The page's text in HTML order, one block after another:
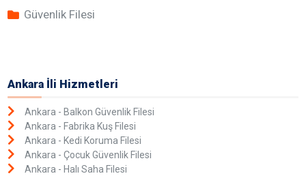
Güvenlik Filesi
Ankara İli Hizmetleri
Ankara - Balkon Güvenlik Filesi
Ankara - Fabrika Kuş Filesi
Ankara - Kedi Koruma Filesi
Ankara - Çocuk Güvenlik Filesi
Ankara - Halı Saha Filesi